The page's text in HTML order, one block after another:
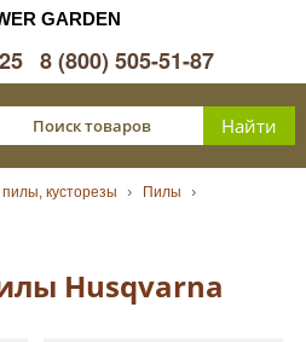
8 (800) 505-51-87
кусторезы
Пилы
Husqvarna